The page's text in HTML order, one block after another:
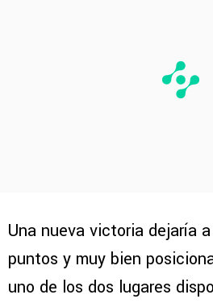
Una nueva victoria dejaría
puntos y muy bien
uno de los dos lugares